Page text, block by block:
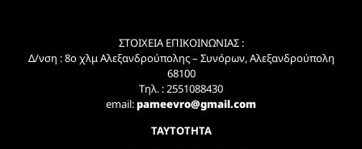
ΣΤΟΙΧΕΙΑ ΕΠΙΚΟΙΝΩΝΙΑΣ :
Δ/νση : 8ο χλμ Αλεξανδρούπολης – Συνόρων, Αλεξανδρούπολη
68100
Τηλ. : 2551088430
email:pameevro@gmail.com
ΤΑΥΤΟΤΗΤΑ